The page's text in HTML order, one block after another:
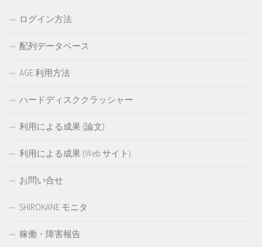
ログイン方法
配列データベース
AGE 利用方法
ハードディスククラッシャー
利用による成果 (論文)
利用による成果 (Web サイト)
お問い合せ
SHIROKANE モニタ
稼働・障害報告